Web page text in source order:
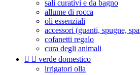
sali curativi e da bagno
allume di rocca
oli essenziali
accessori (guanti, spugne,
cofanetti regalo
cura degli animali
  verde domestico
irrigatori olla